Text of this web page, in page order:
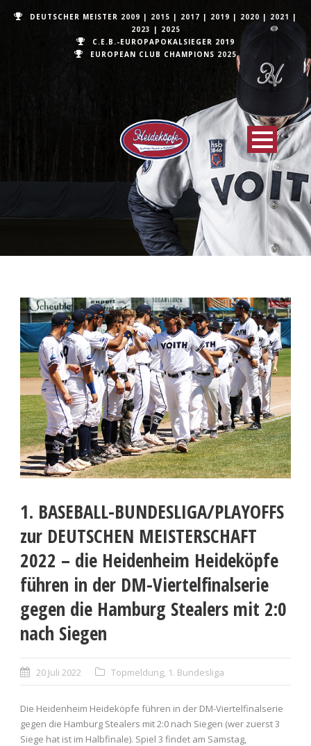
DEUTSCHER MEISTER 2009 | 2015 | 2017 | 2019 | 2020 | 2021 |
2023 | 2025
C.E.B.-EUROPAPOKALSIEGER 2019
EUROPEAN CLUB CHAMPIONS 2025
1. BASEBALL-BUNDESLIGA/PLAYOFFS
zur DEUTSCHEN MEISTERSCHAFT
2022 – die Heidenheim Heideköpfe
führen in der DM-Viertelfinalserie
gegen die Hamburg Stealers mit 2:0
nach Siegen
20 Juli 2022 Topmeldung, 1. Bundesliga
Die Heidenheim Heideköpfe führen in der DM-Viertelfinalserie
gegen die Hamburg Stealers mit 2:0 nach Siegen (wer zuerst 3
Siege hat ist im Halbfinale). Spiel 3 findet am Samstag,